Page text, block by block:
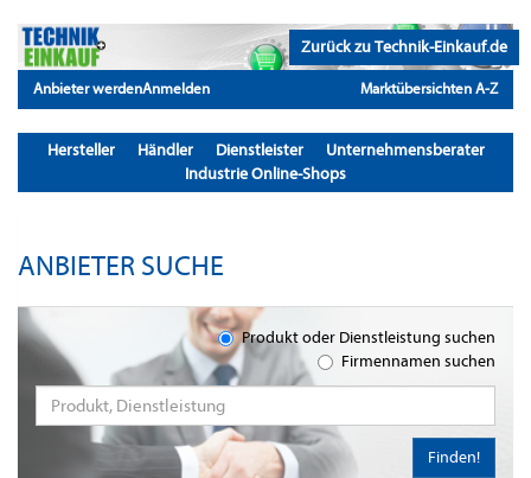
Zurück zu Technik-Einkauf.de
Anbieter werdenAnmelden Marktübersichten A-Z
Hersteller Händler Dienstleister
Unternehmensberater
Industrie Online-Shops
ANBIETER SUCHE
Produkt oder Dienstleistung suchen
Firmennamen suchen
Finden!